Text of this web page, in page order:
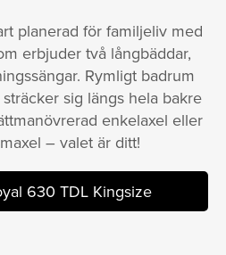
planerad för familjeliv med
erbjuder två långbäddar,
Rymligt badrum
sig längs hela bakre
enkelaxel eller
– valet är ditt!
630 TDL Kingsize